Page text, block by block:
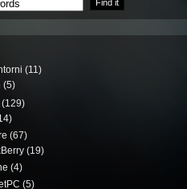
(11)
(5)
(129)
(67)
(19)
(4)
(5)